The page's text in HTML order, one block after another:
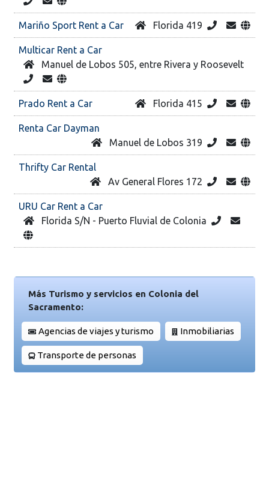
Mariño Sport Rent a Car Florida 419
Multicar Rent a Car
Manuel de Lobos 505, entre Rivera y Roosevelt
Prado Rent a Car Florida 415
Renta Car Dayman
Manuel de Lobos 319
Thrifty Car Rental
Av General Flores 172
URU Car Rent a Car
Florida S/N - Puerto Fluvial de Colonia
Más Turismo y servicios en Colonia del
Sacramento:
Agencias de viajes y turismo Inmobiliarias
Transporte de personas